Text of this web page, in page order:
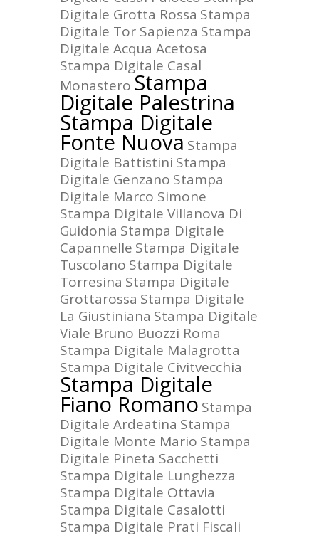
Digitale Grotta Rossa Stampa
Digitale Tor Sapienza Stampa
Digitale Acqua Acetosa
Stampa Digitale Casal
MonasteroStampa
Digitale Palestrina
Stampa Digitale
Fonte Nuova Stampa
Digitale Battistini Stampa
Digitale Genzano Stampa
Digitale Marco Simone
Stampa Digitale Villanova Di
Guidonia Stampa Digitale
Capannelle Stampa Digitale
Tuscolano Stampa Digitale
Torresina Stampa Digitale
Grottarossa Stampa Digitale
La Giustiniana Stampa Digitale
Viale Bruno Buozzi Roma
Stampa Digitale Malagrotta
Stampa Digitale Civitvecchia
Stampa Digitale
Fiano Romano Stampa
Digitale Ardeatina Stampa
Digitale Monte Mario Stampa
Digitale Pineta Sacchetti
Stampa Digitale Lunghezza
Stampa Digitale Ottavia
Stampa Digitale Casalotti
Stampa Digitale Prati Fiscali